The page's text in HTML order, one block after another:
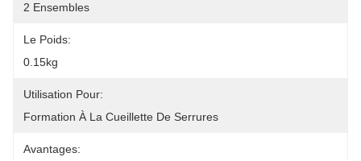
2 Ensembles
Le Poids:
0.15kg
Utilisation Pour:
Formation À La Cueillette De Serrures
Avantages: